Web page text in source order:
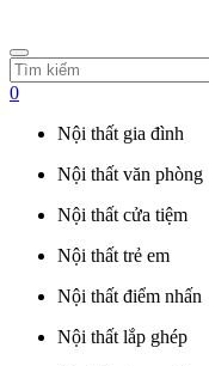
0
Nội thất gia đình
Nội thất văn phòng
Nội thất cửa tiệm
Nội thất trẻ em
Nội thất điểm nhấn
Nội thất lắp ghép